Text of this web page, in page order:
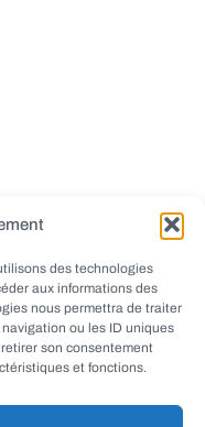
des technologies
aux informations des
nous permettra de traiter
ou les ID uniques
son consentement
et fonctions.